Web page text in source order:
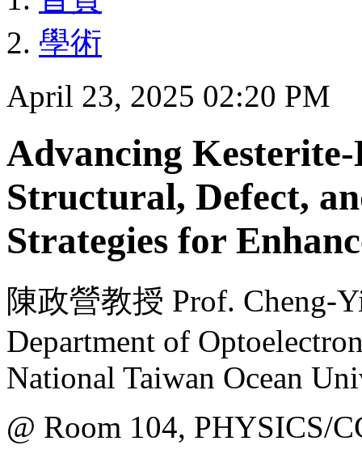
學術
April 23, 2025 02:20 PM
Advancing Kesterite-
Structural, Defect,
Strategies for
陳政營教授 Prof. Cheng-
Department of
National Taiwan Ocean
@ Room 104, PHYSICS/